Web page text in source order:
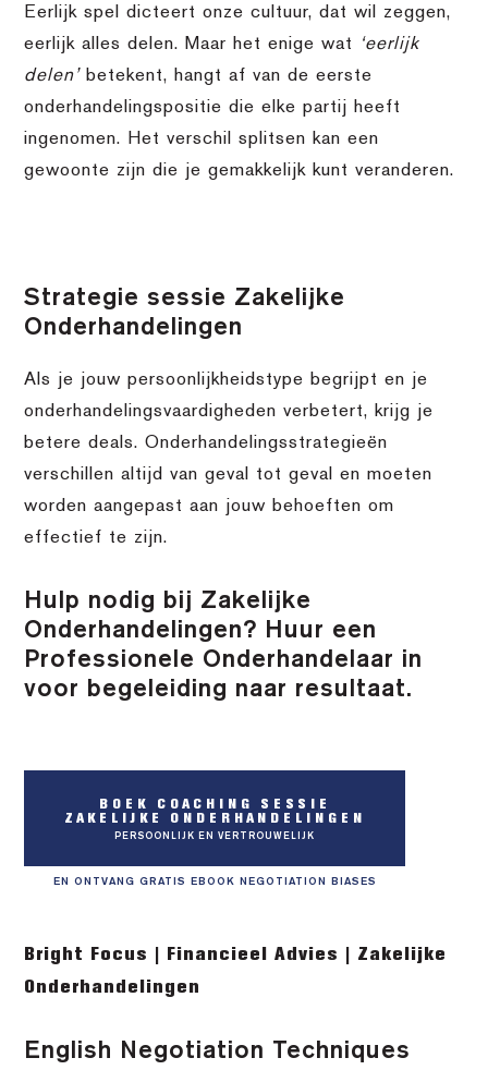
Eerlijk spel dicteert onze cultuur, dat wil zeggen,
eerlijk alles delen. Maar het enige wat
‘eerlijk
delen’ betekent, hangt af van de eerste
onderhandelingspositie die elke partij heeft
ingenomen. Het verschil splitsen kan een
gewoonte zijn die je gemakkelijk kunt veranderen.
Strategie sessie Zakelijke
Onderhandelingen
Als je jouw persoonlijkheidstype begrijpt en je
onderhandelingsvaardigheden verbetert, krijg je
betere deals. Onderhandelingsstrategieën
verschillen altijd van geval tot geval en moeten
worden aangepast aan jouw behoeften om
effectief te zijn.
Hulp nodig bij Zakelijke
Onderhandelingen? Huur een
Professionele Onderhandelaar in
voor begeleiding naar resultaat.
BOEK COACHING SESSIE
ZAKELIJKE ONDERHANDELINGEN
PERSOONLIJK EN VERTROUWELIJK
EN ONTVANG GRATIS EBOOK NEGOTIATION BIASES
Bright Focus | Financieel Advies | Zakelijke
Onderhandelingen
English Negotiation Techniques